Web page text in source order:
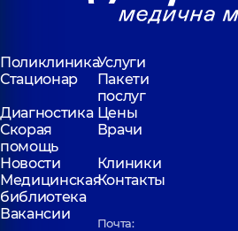
ПоликлиникаУслуги
Стационар
Пакети
послуг
Диагностика Цены
Скорая
помощь
Врачи
Новости
Клиники
Медицинская
библиотека
Контакты
Вакансии
Почта: